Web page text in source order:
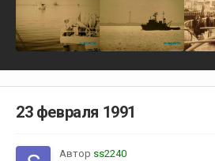
23 февраля 1991
Автор ss2240